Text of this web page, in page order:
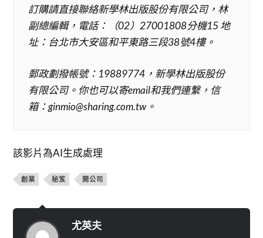
訂購請直接聯絡新學林出版股份有限公司，林
副總編輯，電話：（02）27001808分機15 地
址：台北市大安區和平東路三段38號4樓。
郵政劃撥帳號：19889774，新學林出版股份
有限公司。你也可以寄email和我們連繫，信
箱：ginmio@sharing.com.tw。
該影片為AI生成處理
創業 秘笈 開公司
尤英夫